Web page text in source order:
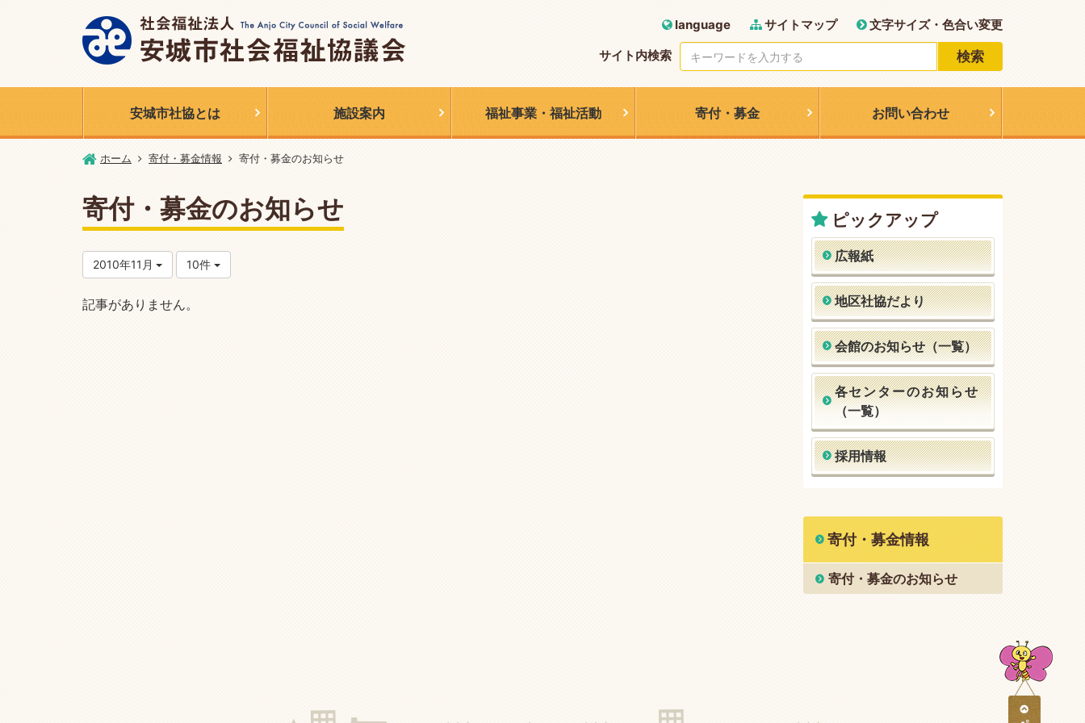
language サイトマップ
文字サイズ・色合い変更
サイト内検索
検索
安城市社協とは 施設案内 福祉事業・福祉活動 寄付・募金 お問い合わせ
ホーム 寄付・募金情報 寄付・募金のお知らせ
寄付・募金のお知らせ
2010年11月 10件
記事がありません。
ピックアップ
広報紙
地区社協だより
会館のお知らせ（一覧）
各センターのお知らせ
（一覧）
採用情報
寄付・募金情報
寄付・募金のお知らせ